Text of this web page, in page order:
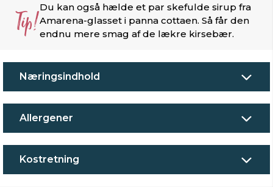
Tip!Du kan også hælde et par skefulde sirup fra
Amarena-glasset i panna cottaen. Så får den
endnu mere smag af de lækre kirsebær.
Næringsindhold
Allergener
Kostretning